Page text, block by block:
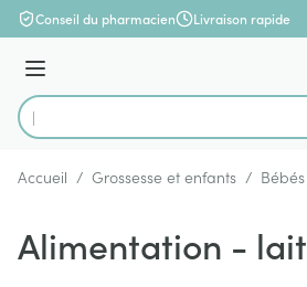
Aller au contenu
Conseil du pharmacien Livraison rapide
Menu
Rechercher
Accueil / Grossesse et enfants / Bébés
Alimentation - lait